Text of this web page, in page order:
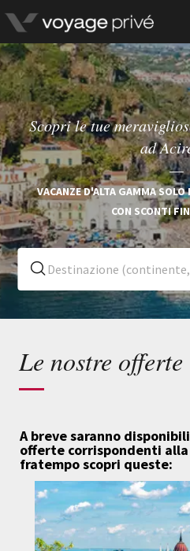
Scopri le tue
ad
VACANZE D'ALTA GAMMA
CON SCONTI
Le nostre offerte
A breve saranno
offerte corrispondenti
fratempo scopri queste: